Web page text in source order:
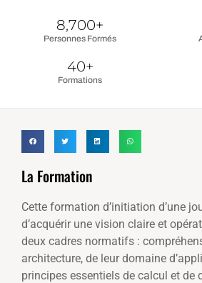
Personnes Formés
8,700+
Formations
40+
La Formation
Cette formation d’initiation d’une
d’acquérir une vision claire et
deux cadres normatifs :
architecture, de leur domaine
principes essentiels de calcul et de